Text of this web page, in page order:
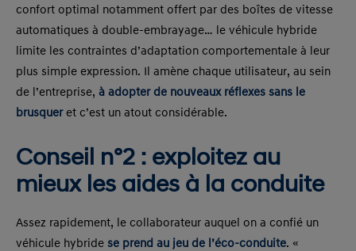
confort optimal notamment offert par des boîtes de vitesse
automatiques à double-embrayage… le véhicule hybride
limite les contraintes d’adaptation comportementale à leur
plus simple expression. Il amène chaque utilisateur, au sein
de l’entreprise, à adopter de nouveaux réflexes sans le
brusqueret c’est un atout considérable.
Conseil n°2 : exploitez au
mieux les aides à la conduite
Assez rapidement, le collaborateur auquel on a confié un
véhicule hybride se prend au jeu de l’éco-conduite. «